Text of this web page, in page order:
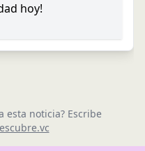
hoy!
esta noticia? Escribe